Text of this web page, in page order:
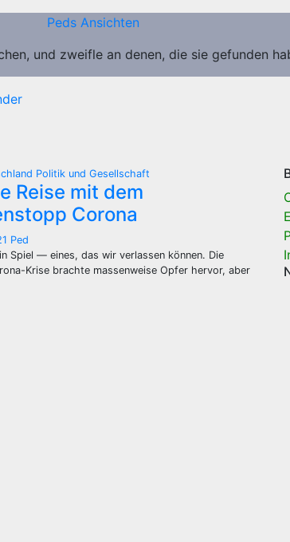
Peds Ansichten
und zweifle an denen, die sie gefunden
Politik und Gesellschaft
Reise mit dem
Corona
Ped
Spiel — eines, das wir verlassen können. Die
Krise brachte massenweise Opfer hervor, aber